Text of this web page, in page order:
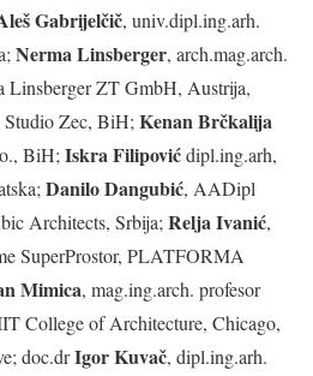
Gabrijelčič, univ.dipl.ing.arh.
Nerma Linsberger, arch.mag.arch.
Linsberger ZT GmbH, Austrija,
Studio Zec, BiH;Kenan Brčkalija
BiH;Iskra Filipovićdipl.ing.arh,
Danilo Dangubić, AADipl
Architects, Srbija;Relja Ivanić,
SuperProstor, PLATFORMA
Mimica, mag.ing.arch. profesor
College of Architecture, Chicago,
doc.drIgor Kuvač, dipl.ing.arh.